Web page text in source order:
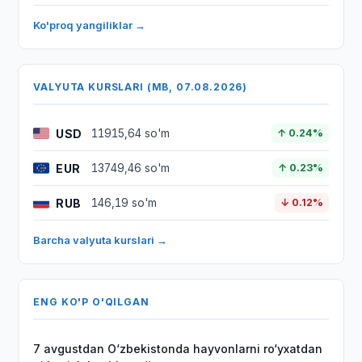
Ko'proq yangiliklar →
VALYUTA KURSLARI (MB, 07.08.2026)
USD 11915,64 so'm ↑ 0.24%
EUR 13749,46 so'm ↑ 0.23%
RUB 146,19 so'm ↓ 0.12%
Barcha valyuta kurslari →
ENG KO'P O'QILGAN
7 avgustdan O‘zbekistonda hayvonlarni ro‘yxatdan